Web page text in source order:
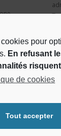
pour
En refusant
de cookies
Tout accepter
?